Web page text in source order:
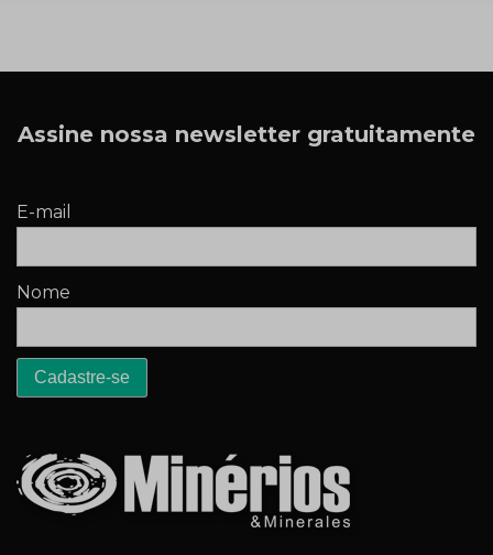
Assine nossa newsletter gratuitamente
E-mail
Nome